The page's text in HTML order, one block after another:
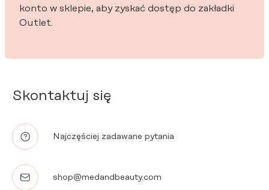
Skontaktuj się
Najczęściej zadawane pytania
shop@medandbeauty.com
konto w sklepie, aby zyskać dostęp do zakładki
Outlet.